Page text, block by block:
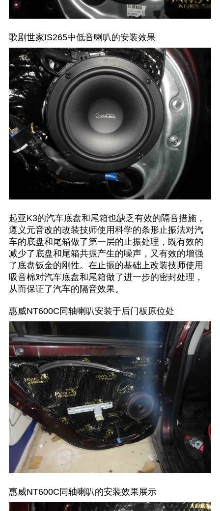
歌剧世家IS265中低音喇叭的安装效果
起亚K3的汽车底盘和尾箱也缺乏有效的隔音措施，
遵义元音改的改装技师使用科学的条形止振法对汽
车的底盘和尾箱做了第一层的止振处理，既有效的
减少了底盘和尾箱共振产生的噪声，又有效的增强
了底盘钣金的刚性。在止振的基础上改装技师使用
吸音棉对汽车底盘和尾箱做了进一步的密封处理，
从而保证了汽车的隔音效果。
惠威NT600C同轴喇叭安装于后门板原位处
惠威NT600C同轴喇叭的安装效果展示